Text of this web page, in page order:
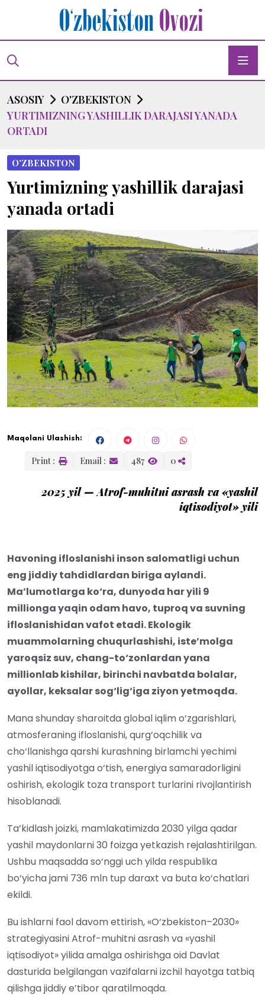
ASOSIY
O'ZBEKISTON
YURTIMIZNING YASHILLIK DARAJASI YANADA
ORTADI
O'ZBEKISTON
Yurtimizning yashillik darajasi
yanada ortadi
Maqolani Ulashish:
Print : Email : 487 0
2025 yil — Atrof-muhitni asrash va «yashil
iqtisodiyot» yili
Havoning ifloslanishi inson salomatligi uchun
eng jiddiy tahdidlardan biriga aylandi.
Ma’lumotlarga ko‘ra, dunyoda har yili 9
millionga yaqin odam havo, tuproq va suvning
ifloslanishidan vafot etadi. Ekologik
muammolarning chuqurlashishi, iste’molga
yaroqsiz suv, chang-to‘zonlardan yana
millionlab kishilar, birinchi navbatda bolalar,
ayollar, keksalar sog‘lig‘iga ziyon yetmoqda.
Mana shunday sharoitda global iqlim o‘zgarishlari,
atmosferaning ifloslanishi, qurg‘oqchilik va
cho‘llanishga qarshi kurashning birlamchi yechimi
yashil iqtisodiyotga o‘tish, energiya samaradorligini
oshirish, ekologik toza transport turlarini rivojlantirish
hisoblanadi.
Ta’kidlash joizki, mamlakatimizda 2030 yilga qadar
yashil maydonlarni 30 foizga yetkazish rejalashtirilgan.
Ushbu maqsadda so‘nggi uch yilda respublika
bo‘yicha jami 736 mln tup daraxt va buta ko‘chatlari
ekildi.
Bu ishlarni faol davom ettirish, «O‘zbekiston–2030»
strategiyasini Atrof-muhitni asrash va «yashil
iqtisodiyot» yilida amalga oshirishga oid Davlat
dasturida belgilangan vazifalarni izchil hayotga tatbiq
qilishga jiddiy e’tibor qaratilmoqda.